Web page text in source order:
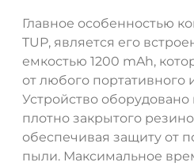
Главное особенностью
TUP, является его
емкостью 1200 mAh,
от любого портативного
Устройство
плотно закрытого
обеспечивая защиту от
пыли. Максимальное